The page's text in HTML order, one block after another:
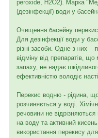
peroxide, H2O2). Марка
(дезінфекції) води у
Очищення басейну
Для дезінфекції води у
різні засоби. Одне з них –
відміну від препаратів,
запаху, не надає
ефективністю володіє
Перекис водню - рідина,
розчиняється у воді.
речовини не
на воду та активний
використання перекису для